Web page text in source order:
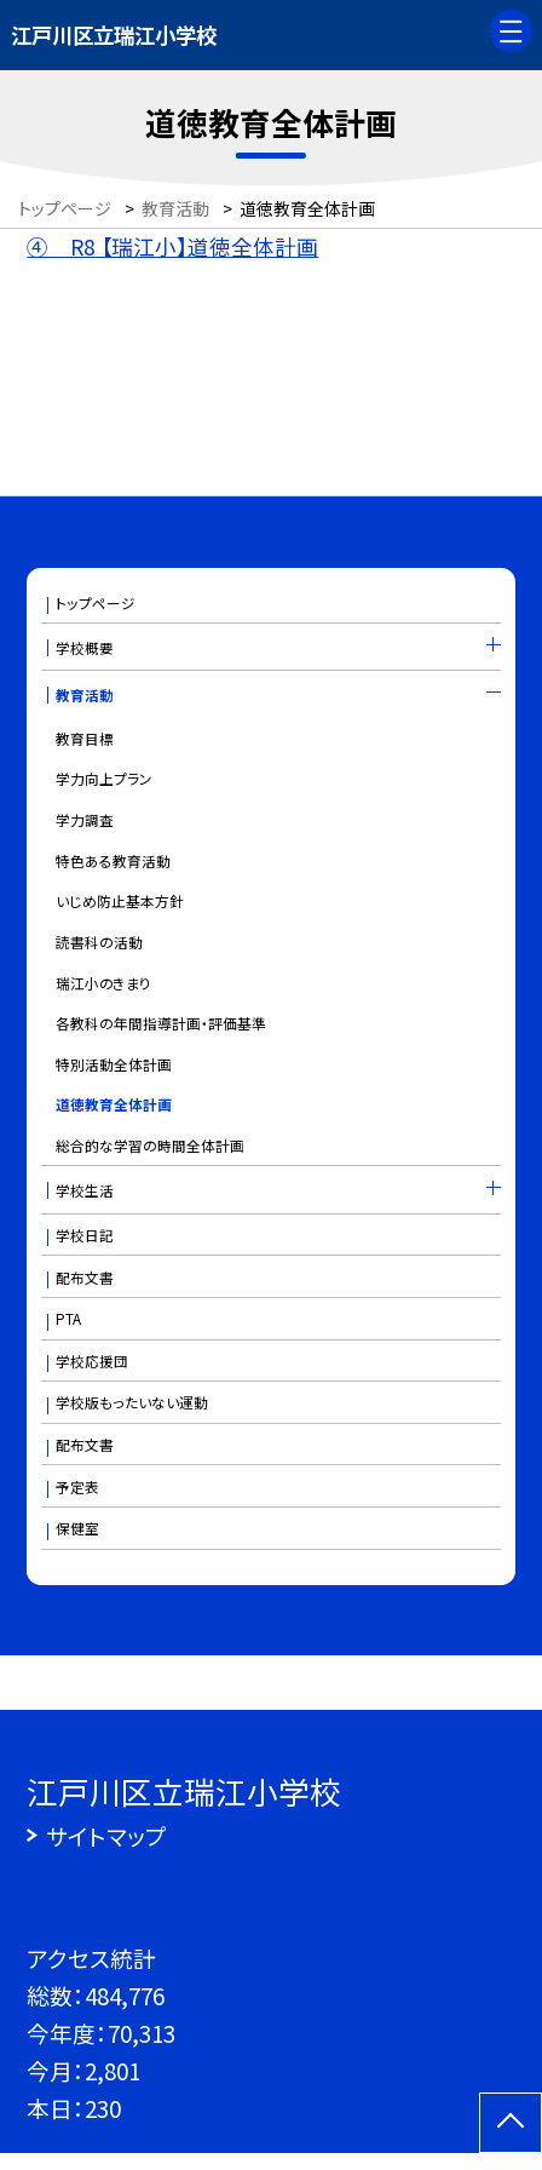
江戸川区立瑞江小学校
道徳教育全体計画
トップページ > 教育活動 > 道徳教育全体計画
④ R8 【瑞江小】道徳全体計画
トップページ
学校概要
教育活動
教育目標
学力向上プラン
学力調査
特色ある教育活動
いじめ防止基本方針
読書科の活動
瑞江小のきまり
各教科の年間指導計画・評価基準
特別活動全体計画
道徳教育全体計画
総合的な学習の時間全体計画
学校生活
学校日記
配布文書
PTA
学校応援団
学校版もったいない運動
配布文書
予定表
保健室
江戸川区立瑞江小学校
サイトマップ
アクセス統計
総数：484,776
今年度：70,313
今月：2,801
本日：230